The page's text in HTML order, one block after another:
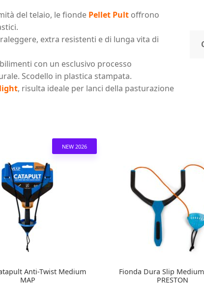
del telaio, le fionde Pellet Pult offrono
extra resistenti e di lunga vita di
con un esclusivo processo
Scodello in plastica stampata.
, risulta ideale per lanci della pasturazione
NEW 2026
Anti-Twist Medium
MAP
Fionda Dura Slip
PRESTON